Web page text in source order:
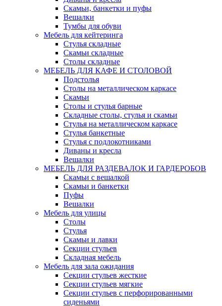
Скамьи, банкетки и пуфы
Вешалки
Тумбы для обуви
Мебель для кейтеринга
Стулья складные
Скамьи складные
Столы складные
МЕБЕЛЬ ДЛЯ КАФЕ И СТОЛОВОЙ
Подстолья
Столы на металлическом каркасе
Скамьи
Столы и стулья барные
Складные столы, стулья и скамьи
Стулья на металлическом каркасе
Стулья банкетные
Стулья с подлокотниками
Диваны и кресла
Вешалки
МЕБЕЛЬ ДЛЯ РАЗДЕВАЛОК И ГАРДЕРОБОВ
Скамьи с вешалкой
Скамьи и банкетки
Пуфы
Вешалки
Мебель для улицы
Столы
Стулья
Скамьи и лавки
Секции стульев
Складная мебель
Мебель для зала ожидания
Секции стульев жесткие
Секции стульев мягкие
Секции стульев с перфорированными
сиденьями